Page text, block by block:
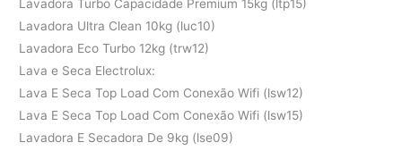
Lavadora Turbo Capacidade Premium 15kg (ltp15)
Lavadora Ultra Clean 10kg (luc10)
Lavadora Eco Turbo 12kg (trw12)
Lava e Seca Electrolux:
Lava E Seca Top Load Com Conexão Wifi (lsw12)
Lava E Seca Top Load Com Conexão Wifi (lsw15)
Lavadora E Secadora De 9kg (lse09)